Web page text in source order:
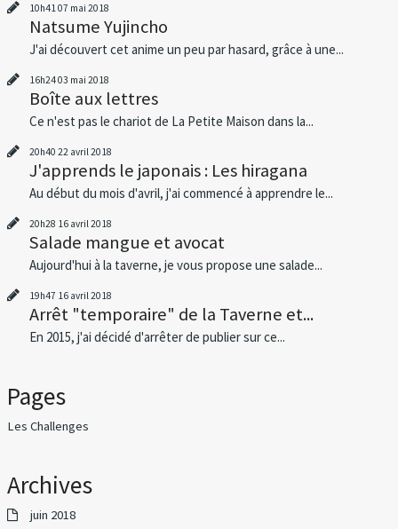
10h4107 mai 2018
Natsume Yujincho
J'ai découvert cet anime un peu par hasard, grâce à une...
16h2403 mai 2018
Boîte aux lettres
Ce n'est pas le chariot de La Petite Maison dans la...
20h40 22 avril 2018
J'apprends le japonais : Les hiragana
Au début du mois d'avril, j'ai commencé à apprendre le...
20h28 16 avril 2018
Salade mangue et avocat
Aujourd'hui à la taverne, je vous propose une salade...
19h47 16 avril 2018
Arrêt "temporaire" de la Taverne et...
En 2015, j'ai décidé d'arrêter de publier sur ce...
Pages
Les Challenges
Archives
juin 2018